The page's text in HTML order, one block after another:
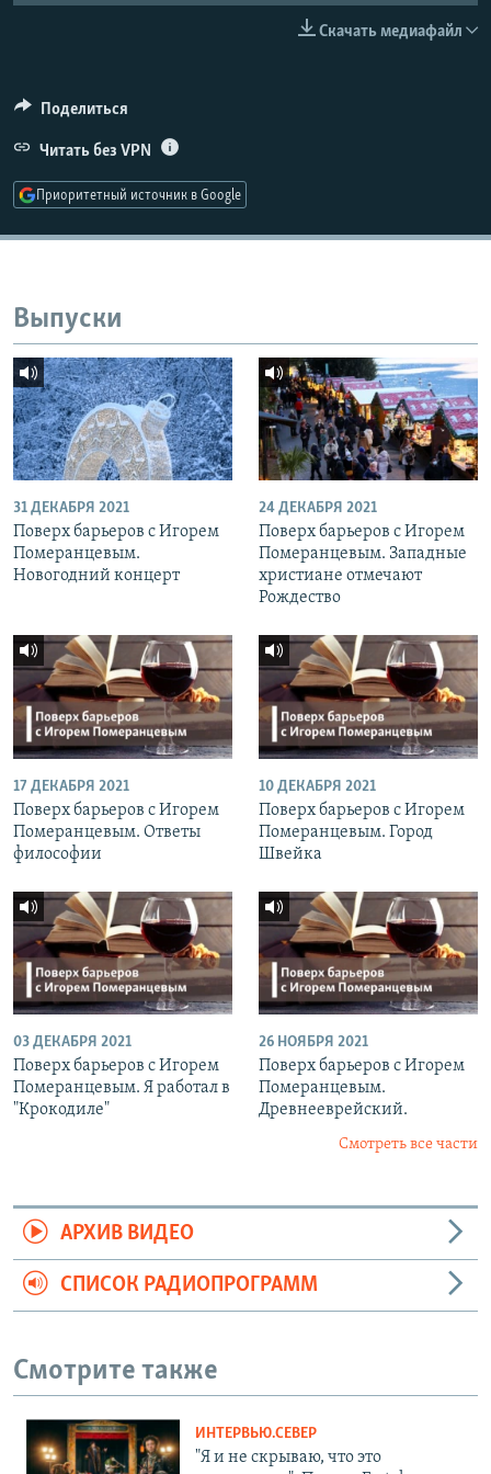
СОЦИАЛЬНЫЕ СЕТИ
Скачать медиафайл
Поделиться
Читать без VPN
Приоритетный источник в Google
Выпуски
31 ДЕКАБРЯ 2021
Поверх барьеров с Игорем
Померанцевым.
Новогодний концерт
24 ДЕКАБРЯ 2021
Поверх барьеров с Игорем
Померанцевым. Западные
христиане отмечают
Рождество
17 ДЕКАБРЯ 2021
Поверх барьеров с Игорем
Померанцевым. Ответы
философии
10 ДЕКАБРЯ 2021
Поверх барьеров с Игорем
Померанцевым. Город
Швейка
03 ДЕКАБРЯ 2021
Поверх барьеров с Игорем
Померанцевым. Я работал в
"Крокодиле"
26 НОЯБРЯ 2021
Поверх барьеров с Игорем
Померанцевым.
Древнееврейский.
Смотреть все части
АРХИВ ВИДЕО
СПИСОК РАДИОПРОГРАММ
Смотрите также
ИНТЕРВЬЮ.СЕВЕР
"Я и не скрываю, что это